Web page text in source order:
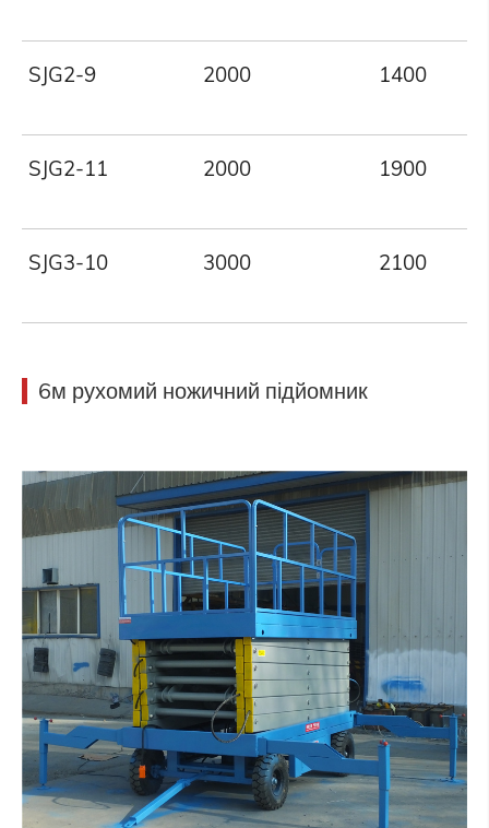
SJG2-9 2000 1400
SJG2-11 2000 1900
SJG3-10 3000 2100
6м рухомий ножичний підйомник